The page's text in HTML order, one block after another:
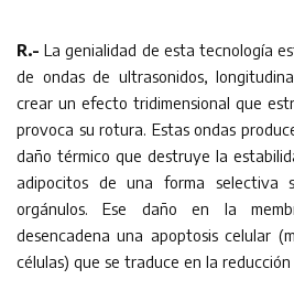
R.- La genialidad de esta tecnología
de ondas de ultrasonidos,
crear un efecto tridimensional que
provoca su rotura. Estas ondas
daño térmico que destruye la
adipocitos de una forma selectiva
orgánulos. Ese daño en la
desencadena una apoptosis celular
células) que se traduce en la